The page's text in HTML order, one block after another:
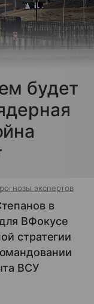
будет
экспертов
в
ВФокусе
стратегии
ВСУ